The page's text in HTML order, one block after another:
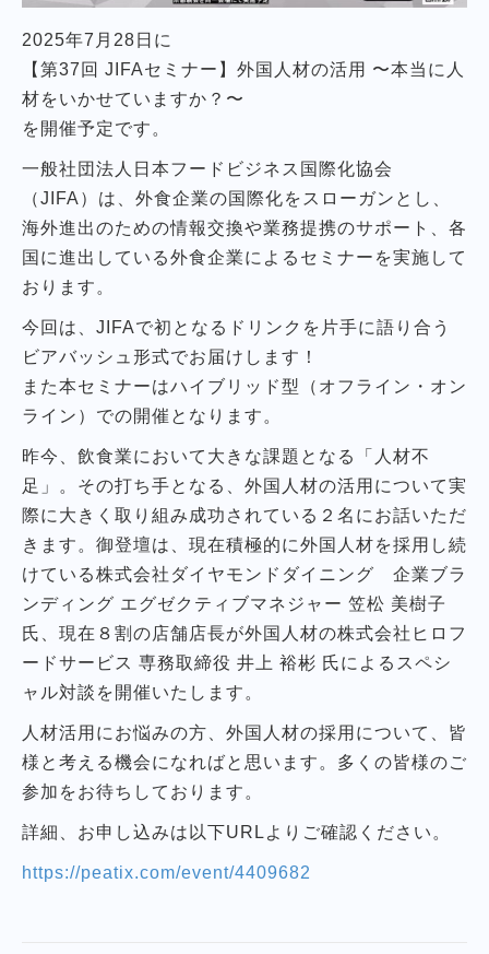
2025年7月28日に
【第37回 JIFAセミナー】外国人材の活用 〜本当に人
材をいかせていますか？〜
を開催予定です。
一般社団法人日本フードビジネス国際化協会
（JIFA）は、外食企業の国際化をスローガンとし、
海外進出のための情報交換や業務提携のサポート、各
国に進出している外食企業によるセミナーを実施して
おります。
今回は、JIFAで初となるドリンクを片手に語り合う
ビアバッシュ形式でお届けします！
また本セミナーはハイブリッド型（オフライン・オン
ライン）での開催となります。
昨今、飲食業において大きな課題となる「人材不
足」。その打ち手となる、外国人材の活用について実
際に大きく取り組み成功されている２名にお話いただ
きます。御登壇は、現在積極的に外国人材を採用し続
けている株式会社ダイヤモンドダイニング 企業ブラ
ンディング エグゼクティブマネジャー 笠松 美樹子
氏、現在８割の店舗店長が外国人材の株式会社ヒロフ
ードサービス 専務取締役 井上 裕彬 氏によるスペシ
ャル対談を開催いたします。
人材活用にお悩みの方、外国人材の採用について、皆
様と考える機会になればと思います。多くの皆様のご
参加をお待ちしております。
詳細、お申し込みは以下URLよりご確認ください。
https://peatix.com/event/4409682